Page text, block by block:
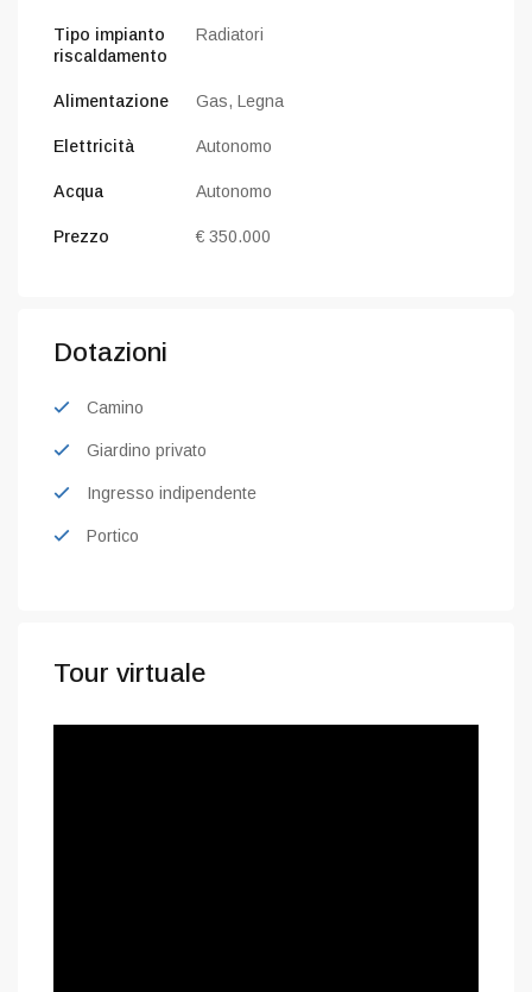
Tipo impianto
riscaldamento
Radiatori
Alimentazione Gas, Legna
Elettricità Autonomo
Acqua Autonomo
Prezzo € 350.000
Dotazioni
Camino
Giardino privato
Ingresso indipendente
Portico
Tour virtuale